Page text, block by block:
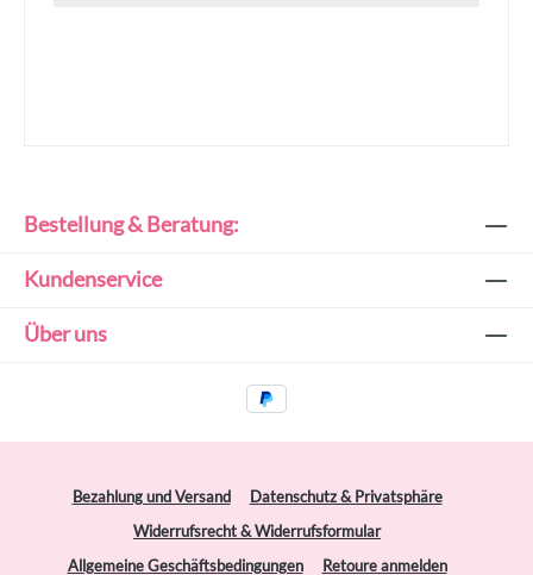
Bestellung & Beratung:
Kundenservice
Über uns
Bezahlung und Versand
Datenschutz & Privatsphäre
Widerrufsrecht & Widerrufsformular
Allgemeine Geschäftsbedingungen
Retoure anmelden